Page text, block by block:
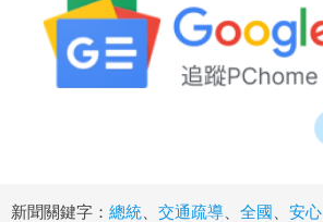
新聞關鍵字： 總統 交通疏導 全國 安心